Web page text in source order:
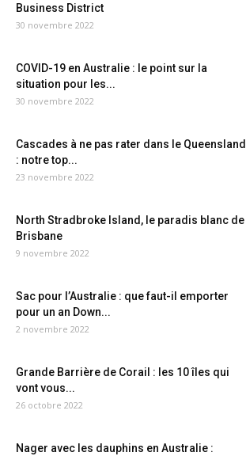
Business District
30 novembre 2022
COVID-19 en Australie : le point sur la
situation pour les...
30 novembre 2022
Cascades à ne pas rater dans le Queensland
: notre top...
23 novembre 2022
North Stradbroke Island, le paradis blanc de
Brisbane
9 novembre 2022
Sac pour l’Australie : que faut-il emporter
pour un an Down...
2 novembre 2022
Grande Barrière de Corail : les 10 îles qui
vont vous...
26 octobre 2022
Nager avec les dauphins en Australie :